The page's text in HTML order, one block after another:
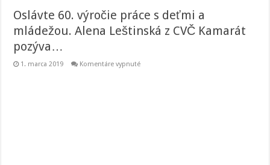
Oslávte 60. výročie práce s deťmi a
mládežou. Alena Leštinská z CVČ Kamarát
pozýva…
1. marca 2019 Komentáre vypnuténa